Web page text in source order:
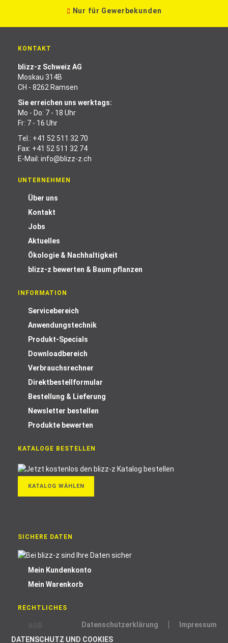
Datenschutzerklärung
Impressum
DATENSCHUTZ UND COOKIES
Nur für Gewerbekunden
KONTAKT
blizz-z Schweiz AG
Moskau 314B
CH - 8262 Ramsen
Sie erreichen uns werktags:
Mo - Do: 7 - 18 Uhr
Fr: 7 - 16 Uhr
Tel.: +41 52 511 32 70
Fax: +41 52 511 32 74
E-Mail: info@blizz-z.ch
UNTERNEHMEN
Über uns
Kontakt
Jobs
Aktuelles
Ökologie & Nachhaltigkeit
blizz-z bewerten & Baum pflanzen
INFORMATION
Servicebereich
Anwendungstechnik
Produkt-Specials
Downloadbereich
Verbrauchsrechner
Direktbestellformular
Bestellung & Lieferung
Newsletter bestellen
Produkte bewerten
KATALOGE BESTELLEN
KATALOG WÄHLEN
SICHERE DATEN
Mein Kundenkonto
Mein Warenkorb
RECHTLICHES
Datenschutz